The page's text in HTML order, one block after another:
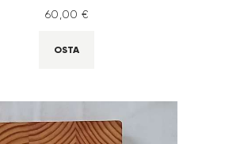
60 00 €
OSTA